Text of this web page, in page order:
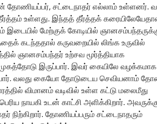
தோணியப்பர், சட்டைநாதர் எல்லாம் உள்ளனர்.
உள்ளது. இந்தத் தீர்த்தக்
இடையில் மேற்குக் கோடியில்
கடந்ததால் கருவறையில் லிங்க உருவில்
ஞானசம்பந்தர் உற்சவ மூர்த்தியாக
இருப்பார். இவர் கையிலே வழக்கமாக
வலது கையோ தோடுடைய செவியனாம்
விமானம் வடிவில் உள்ள கட்டு மலைமீது
நாயகி உடன் காட்சி அளிக்கிறார்.
நிற்கிறார். தோணியப்பரும் சட்டைநாதரும்